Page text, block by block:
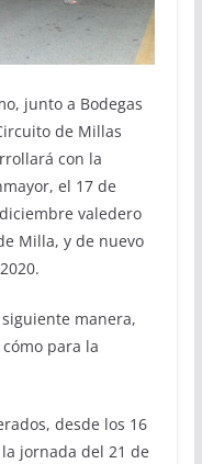
junto a Bodegas
de Millas
con la
el 17 de
valedero
Milla, y de nuevo
manera,
para la
desde los 16
jornada del 21 de